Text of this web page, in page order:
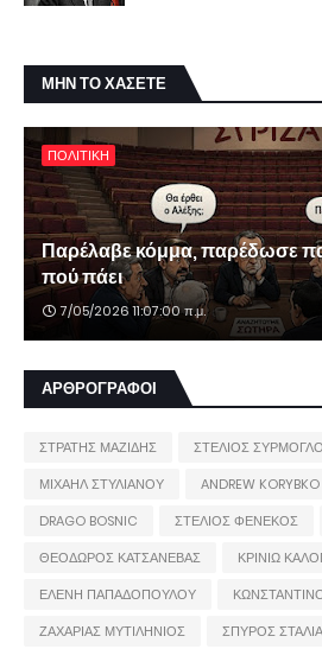
ΜΗΝ ΤΟ ΧΑΣΕΤΕ
ΠΟΛΙΤΙΚΗ
Παρέλαβε κόμμα, παρέδωσε
πού πάει
7/05/2026 11:07:00 π.μ.
ΑΡΘΡΟΓΡΑΦΟΙ
ΣΤΡΑΤΗΣ ΜΑΖΙΔΗΣ ΣΤΕΛΙΟΣ
ΜΙΧΑΗΛ ΣΤΥΛΙΑΝΟΥ
ANDREW KORYBKO
DRAGO BOSNIC
ΣΤΕΛΙΟΣ ΦΕΝΕΚΟΣ
ΘΕΟΔΩΡΟΣ ΚΑΤΣΑΝΕΒΑΣ
ΚΡΙΝΙΩ
ΕΛΕΝΗ ΠΑΠΑΔΟΠΟΥΛΟΥ
ΖΑΧΑΡΙΑΣ ΜΥΤΙΛΗΝΙΟΣ
ΣΠΥΡΟΣ